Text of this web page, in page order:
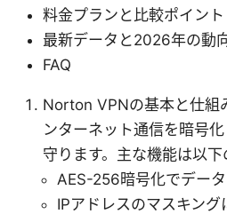
料金プランと比較ポイント
最新データと2026年の動
FAQ
Norton VPNの基本と仕組
ンターネット通信を暗号
守ります。主な機能は以下
AES-256暗号化でデー
IPアドレスのマスキン